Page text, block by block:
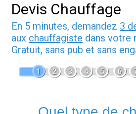
Devis Chauffage
En 5 minutes, demandez 3
aux chauffagiste dans votre
Gratuit, sans pub et sans
1 2 3 4 5 6